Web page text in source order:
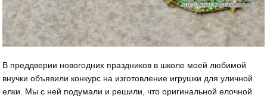
В преддверии новогодних праздников в школе моей любимой
внучки объявили конкурс на изготовление игрушки для уличной
елки. Мы с ней подумали и решили, что оригинальной елочной